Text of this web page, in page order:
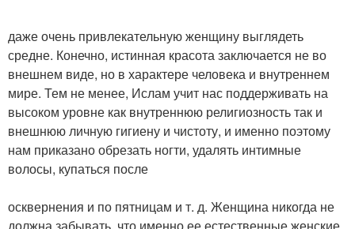
даже очень привлекательную женщину выглядеть
средне. Конечно, истинная красота заключается не во
внешнем виде, но в характере человека и внутреннем
мире. Тем не менее, Ислам учит нас поддерживать на
высоком уровне как внутреннюю религиозность так и
внешнюю личную гигиену и чистоту, и именно поэтому
нам приказано обрезать ногти, удалять интимные
волосы, купаться после
осквернения и по пятницам и т. д. Женщина никогда не